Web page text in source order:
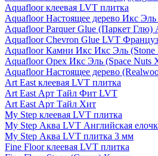
Aquafloor клеевая LVT плитка
Aquafloor Настоящее дерево Икс
Aquafloor Parquer Glue (Паркет Глю)
Aquafloor Chevron Glue LVT
Aquafloor Камни Икс Икс Эль
Aquafloor Орех Икс Эль (Space Nuts
Aquafloor Настоящее дерево
Art East клеевая LVT плитка
Art East Арт Тайл Фит LVT
Art East Арт Тайл Хит
My Step клеевая LVT плитка
My Step Аква LVT Английская
My Step Аква LVT плитка 3 мм
Fine Floor клеевая LVT плитка